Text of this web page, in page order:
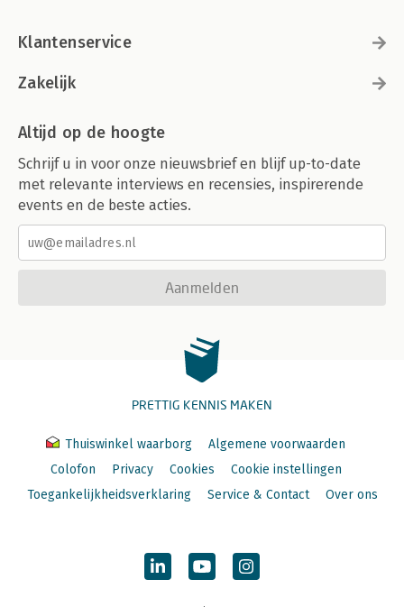
Klantenservice
Zakelijk
Altijd op de hoogte
Schrijf u in voor onze nieuwsbrief en blijf up-to-date
met relevante interviews en recensies, inspirerende
events en de beste acties.
Aanmelden
PRETTIG KENNIS MAKEN
Thuiswinkel waarborg
Algemene voorwaarden
Colofon
Privacy Cookies
Cookie instellingen
Toegankelijkheidsverklaring
Service & Contact Over ons